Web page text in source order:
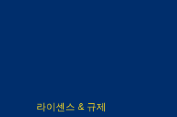
라이센스 & 규제